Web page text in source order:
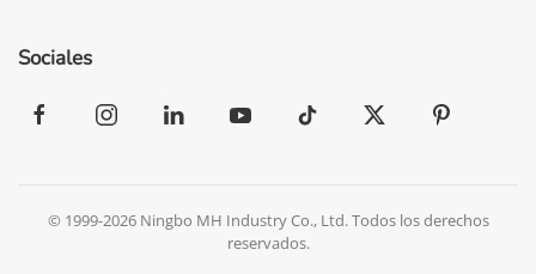
Sociales
© 1999-2026 Ningbo MH Industry Co., Ltd. Todos los derechos
reservados.